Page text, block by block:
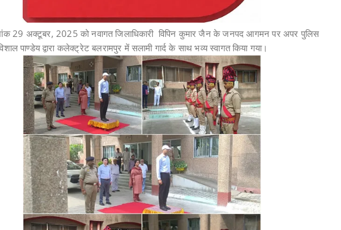
29 अक्टूबर, 2025 को नवागत जिलाधिकारी विपिन कुमार जैन के जनपद आगमन पर अपर पुलिस
पाण्डेय द्वारा कलेक्ट्रेट बलरामपुर में सलामी गार्द के साथ भव्य स्वागत किया गया।